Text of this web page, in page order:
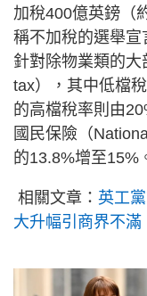
加稅400億英鎊（
稱不加稅的選舉宣
針對除物業類的
tax），其中低檔
的高檔稅率則由
國民保險（
的13.8%增至15%
相關文章： 英工
大升幅引商界不滿